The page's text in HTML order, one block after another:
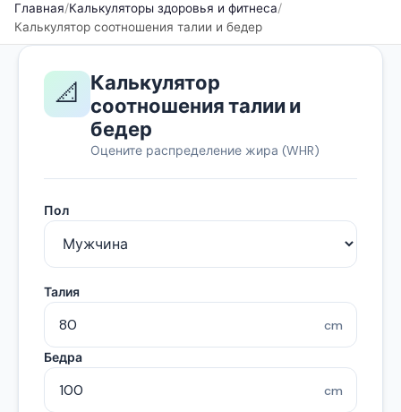
Главная/Калькуляторы здоровья и фитнеса/
Калькулятор соотношения талии и бедер
📐 Калькулятор
соотношения талии и
бедер
Оцените распределение жира (WHR)
Пол
Талия
cm
Бедра
cm